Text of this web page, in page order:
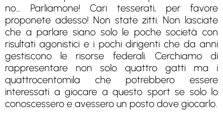
no… Parliamone! Cari tesserati, per favore
proponete adesso! Non state zitti. Non lasciate
che a parlare siano solo le poche società con
risultati agonistici e i pochi dirigenti che da anni
gestiscono le risorse federali. Cerchiamo di
rappresentare non solo quattro gatti ma i
quattrocentomila che potrebbero essere
interessati a giocare a questo sport se solo lo
conoscessero e avessero un posto dove giocarlo.